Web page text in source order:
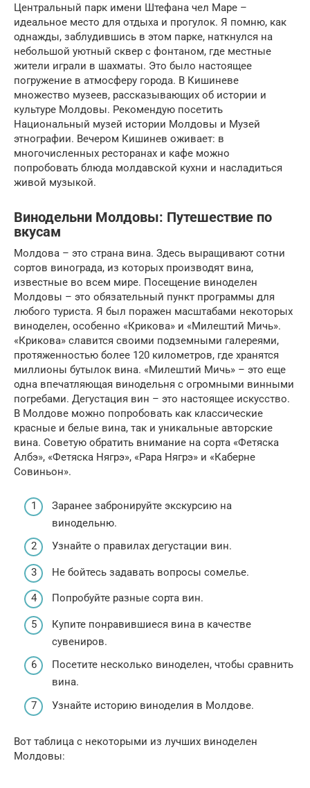
Центральный парк имени Штефана чел Маре –
идеальное место для отдыха и прогулок. Я помню, как
однажды, заблудившись в этом парке, наткнулся на
небольшой уютный сквер с фонтаном, где местные
жители играли в шахматы. Это было настоящее
погружение в атмосферу города. В Кишиневе
множество музеев, рассказывающих об истории и
культуре Молдовы. Рекомендую посетить
Национальный музей истории Молдовы и Музей
этнографии. Вечером Кишинев оживает: в
многочисленных ресторанах и кафе можно
попробовать блюда молдавской кухни и насладиться
живой музыкой.
Винодельни Молдовы: Путешествие по
вкусам
Молдова – это страна вина. Здесь выращивают сотни
сортов винограда, из которых производят вина,
известные во всем мире. Посещение виноделен
Молдовы – это обязательный пункт программы для
любого туриста. Я был поражен масштабами некоторых
виноделен, особенно «Крикова» и «Милештий Мичь».
«Крикова» славится своими подземными галереями,
протяженностью более 120 километров, где хранятся
миллионы бутылок вина. «Милештий Мичь» – это еще
одна впечатляющая винодельня с огромными винными
погребами. Дегустация вин – это настоящее искусство.
В Молдове можно попробовать как классические
красные и белые вина, так и уникальные авторские
вина. Советую обратить внимание на сорта «Фетяска
Албэ», «Фетяска Нягрэ», «Рара Нягрэ» и «Каберне
Совиньон».
Заранее забронируйте экскурсию на
винодельню.
Узнайте о правилах дегустации вин.
Не бойтесь задавать вопросы сомелье.
Попробуйте разные сорта вин.
Купите понравившиеся вина в качестве
сувениров.
Посетите несколько виноделен, чтобы сравнить
вина.
Узнайте историю виноделия в Молдове.
Вот таблица с некоторыми из лучших виноделен
Молдовы: